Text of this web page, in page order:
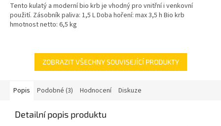
Tento kulatý a moderní bio krb je vhodný pro vnitřní i venkovní
použití. Zásobník paliva: 1,5 L Doba hoření: max 3,5 h Bio krb
hmotnost netto: 6,5 kg
ZOBRAZIT VŠECHNY SOUVISEJÍCÍ PRODUKTY
Popis Podobné (3) Hodnocení Diskuze
Detailní popis produktu